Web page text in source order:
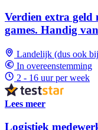
Verdien extra geld
games. Handig
Landelijk (dus ook
In overeenstemming
2 - 16 uur per week
Lees meer
Logistiek